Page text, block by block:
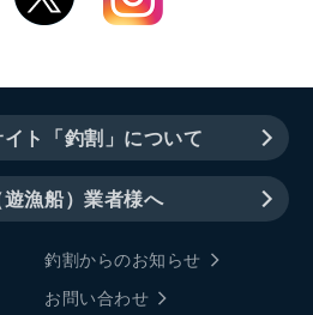
ト「釣割」について
遊漁船）業者様へ
釣割からのお知らせ
お問い合わせ